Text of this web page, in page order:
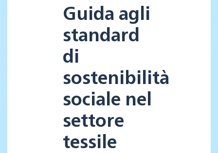
Guida agli
standard
di
sostenibilità
sociale nel
settore
tessile